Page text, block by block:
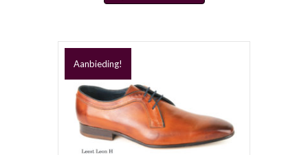
gekozen
worden
Aanbieding!